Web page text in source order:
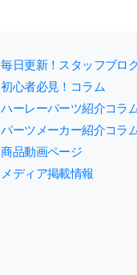
毎日更新！スタッフブロ
初心者必見！コラム
ハーレーパーツ紹介コラ
パーツメーカー紹介コラ
商品動画ページ
メディア掲載情報